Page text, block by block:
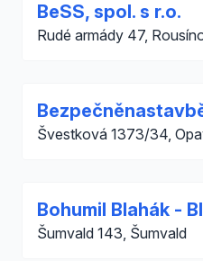
BeSS, spol. s r.o.
Rudé armády 47,
Švestková 1373/34,
Bohumil Blahák -
Šumvald 143, Šumvald